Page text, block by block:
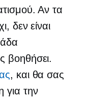
Αν τα
δεν είναι
βοηθήσει.
, και θα σας
για την